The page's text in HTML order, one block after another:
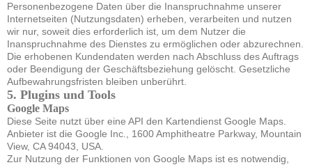
Personenbezogene Daten über die Inanspruchnahme unserer
Internetseiten (Nutzungsdaten) erheben, verarbeiten und nutzen
wir nur, soweit dies erforderlich ist, um dem Nutzer die
Inanspruchnahme des Dienstes zu ermöglichen oder abzurechnen.
Die erhobenen Kundendaten werden nach Abschluss des Auftrags
oder Beendigung der Geschäftsbeziehung gelöscht. Gesetzliche
Aufbewahrungsfristen bleiben unberührt.
5. Plugins und Tools
Google Maps
Diese Seite nutzt über eine API den Kartendienst Google Maps.
Anbieter ist die Google Inc., 1600 Amphitheatre Parkway, Mountain
View, CA 94043, USA.
Zur Nutzung der Funktionen von Google Maps ist es notwendig,